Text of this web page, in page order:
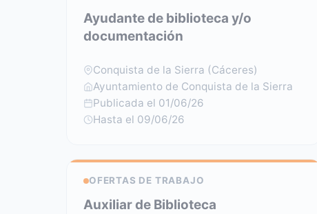
Ayudante de biblioteca y/o
documentación
Conquista de la Sierra (Cáceres)
Ayuntamiento de Conquista de la Sierra
Publicada el 01/06/26
Hasta el 09/06/26
OFERTAS DE TRABAJO
Auxiliar de Biblioteca